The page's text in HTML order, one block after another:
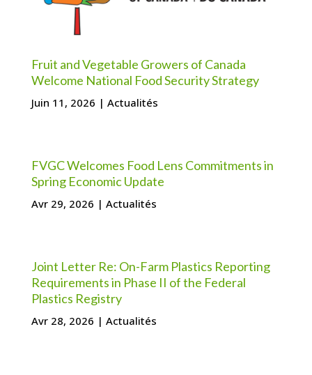
Fruit and Vegetable Growers of Canada
Welcome National Food Security Strategy
Juin 11, 2026 | Actualités
FVGC Welcomes Food Lens Commitments in
Spring Economic Update
Avr 29, 2026 | Actualités
Joint Letter Re: On-Farm Plastics Reporting
Requirements in Phase II of the Federal
Plastics Registry
Avr 28, 2026 | Actualités